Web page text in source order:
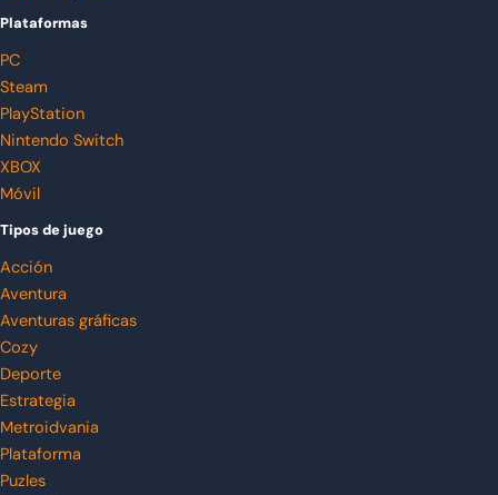
Plataformas
PC
Steam
PlayStation
Nintendo Switch
XBOX
Móvil
Tipos de juego
Acción
Aventura
Aventuras gráficas
Cozy
Deporte
Estrategia
Metroidvania
Plataforma
Puzles